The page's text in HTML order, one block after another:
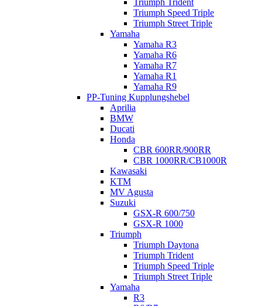
Triumph Trident
Triumph Speed Triple
Triumph Street Triple
Yamaha
Yamaha R3
Yamaha R6
Yamaha R7
Yamaha R1
Yamaha R9
PP-Tuning Kupplungshebel
Aprilia
BMW
Ducati
Honda
CBR 600RR/900RR
CBR 1000RR/CB1000R
Kawasaki
KTM
MV Agusta
Suzuki
GSX-R 600/750
GSX-R 1000
Triumph
Triumph Daytona
Triumph Trident
Triumph Speed Triple
Triumph Street Triple
Yamaha
R3